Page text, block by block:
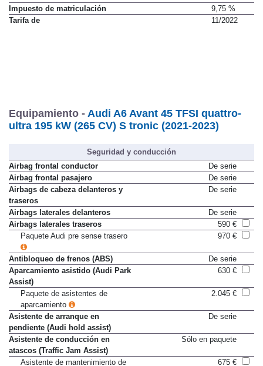
IVA
21 %
Impuesto de matriculación
9,75 %
Equipamiento -Audi A6 Avant 45 TFSI quattro-
ultra 195 kW (265 CV) S tronic (2021-2023)
Seguridad y conducción
Airbag frontal conductor
De serie
Airbag frontal pasajero
De serie
Airbags de cabeza delanteros y
traseros
Airbags laterales delanteros
De serie
Airbags laterales traseros
590 €
Paquete Audi pre sense trasero
Antibloqueo de frenos (ABS)
De serie
Aparcamiento asistido (Audi Park
Assist)
Paquete de asistentes de
aparcamiento
Asistente de arranque en
pendiente (Audi hold assist)
Asistente de conducción en
atascos (Traffic Jam Assist)